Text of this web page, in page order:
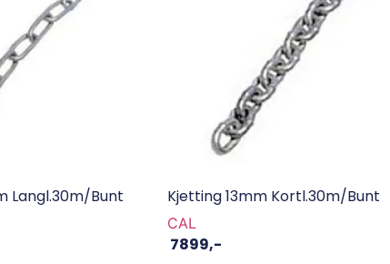
Langl.30m/Bunt Kjetting 13mm Kortl.30m/bunt
CAL
7899,-